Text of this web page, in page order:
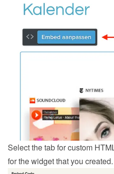
Select the tab for custom
for the widget that you created.